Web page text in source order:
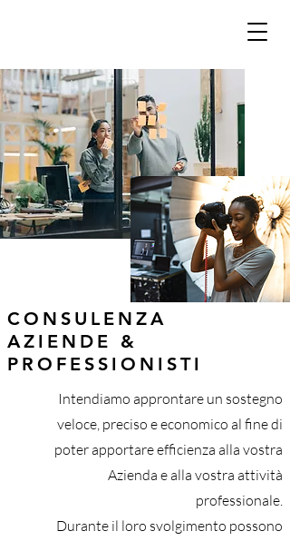
CONSULENZA
AZIENDE &
PROFESSIONISTI
Intendiamo approntare un sostegno
veloce, preciso e economico al fine di
poter apportare efficienza alla vostra
Azienda e alla vostra attività
professionale.
Durante il loro svolgimento possono